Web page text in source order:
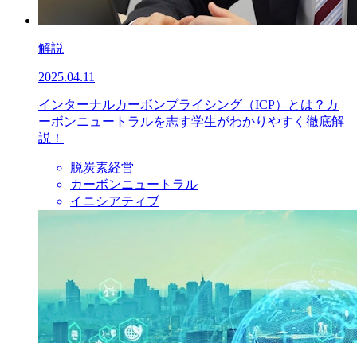
解説
2025.04.11
インターナルカーボンプライシング（ICP）とは？カ
ーボンニュートラルを志す学生がわかりやすく徹底解
説！
脱炭素経営
カーボンニュートラル
イニシアティブ